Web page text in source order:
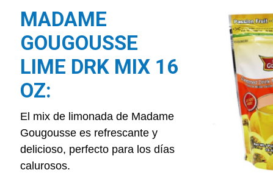
MADAME
GOUGOUSSE
LIME DRK MIX 16
OZ:
El mix de limonada de Madame
Gougousse es refrescante y
delicioso, perfecto para los días
calurosos.